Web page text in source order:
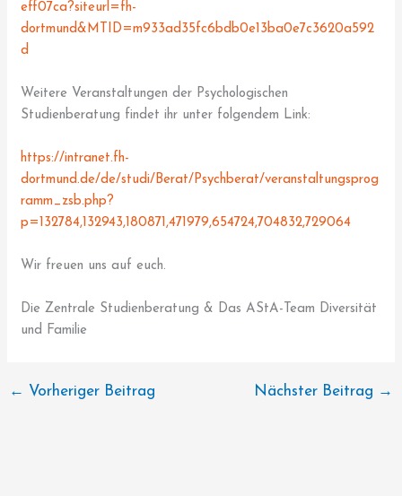
eff07ca?siteurl=fh-
dortmund&MTID=m933ad35fc6bdb0e13ba0e7c3620a592
d
Weitere Veranstaltungen der Psychologischen
Studienberatung findet ihr unter folgendem Link:
https://intranet.fh-
dortmund.de/de/studi/Berat/Psychberat/veranstaltungsprog
ramm_zsb.php?
p=132784,132943,180871,471979,654724,704832,729064
Wir freuen uns auf euch.
Die Zentrale Studienberatung & Das AStA-Team Diversität
und Familie
← Vorheriger Beitrag Nächster Beitrag →